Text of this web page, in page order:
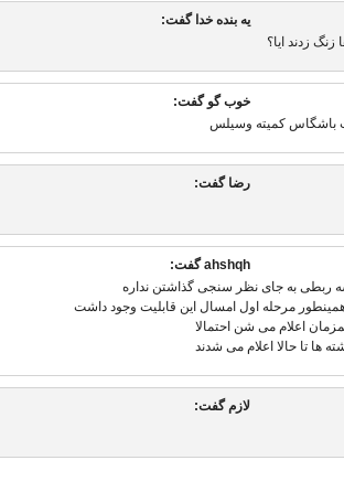
یه بنده خدا گفت:
زنگ زدند ایا؟
خوب گو گفت:
باشگاس کمیته وسیلس
رضا گفت:
ahshqh گفت:
سه ربطی به جای نظر سنجی گذاشتن نداره
مرحله اول امسال این قابلیت وجود داشت
اعلام می شن احتمالا
ها تا حالا اعلام می شدند
لازم گفت: